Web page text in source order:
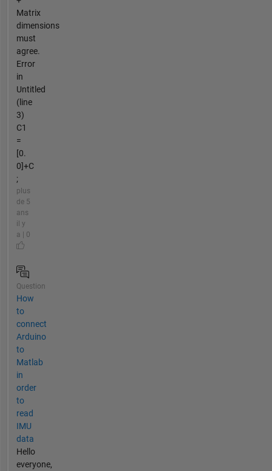
Matrix
dimensions
must
agree.
Error
in
Untitled
(line
3)
C1
=
[0.
0]+C
;
plus
de 5
ans
il y
a | 0
Question
How
to
connect
Arduino
to
Matlab
in
order
to
read
IMU
data
Hello
everyone,